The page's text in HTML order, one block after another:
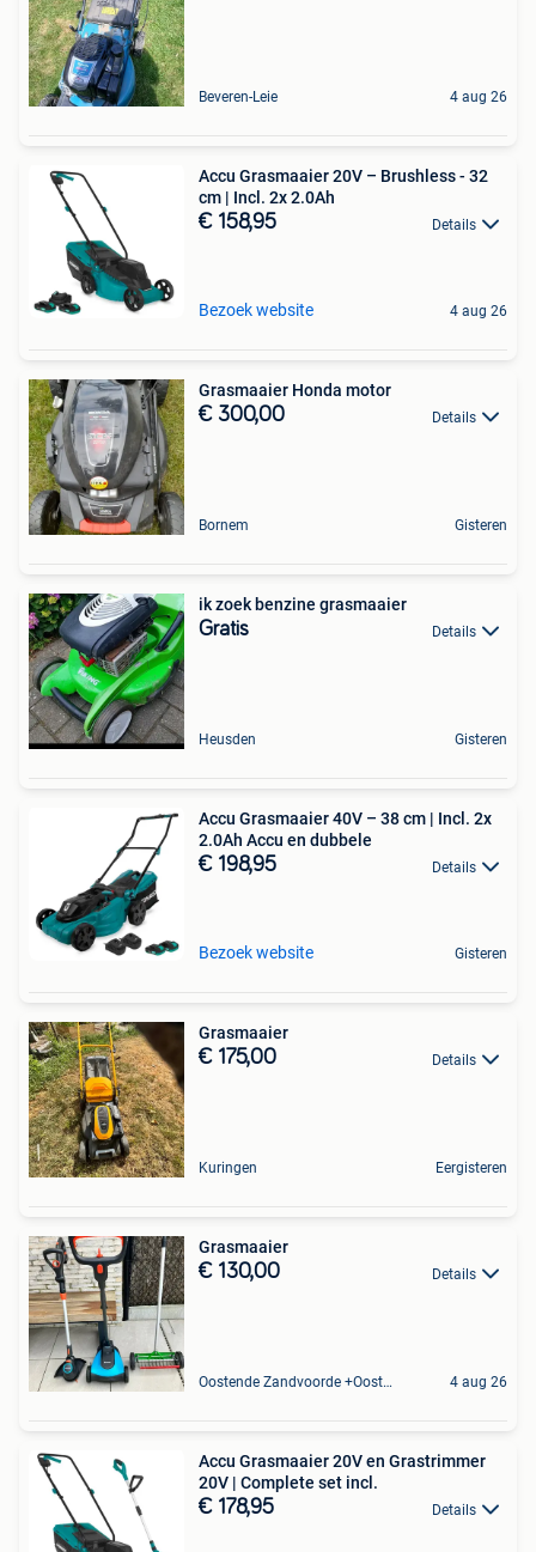
Beveren-Leie 4 aug 26
Accu Grasmaaier 20V – Brushless - 32
cm | Incl. 2x 2.0Ah
€ 158,95 Details
Bezoek website 4 aug 26
Grasmaaier Honda motor
€ 300,00 Details
Bornem Gisteren
ik zoek benzine grasmaaier
Gratis Details
Heusden Gisteren
Accu Grasmaaier 40V – 38 cm | Incl. 2x
2.0Ah Accu en dubbele
€ 198,95 Details
Bezoek website Gisteren
Grasmaaier
€ 175,00 Details
Kuringen Eergisteren
Grasmaaier
€ 130,00 Details
Oostende Zandvoorde +Oostende 4 aug 26
Accu Grasmaaier 20V en Grastrimmer
20V | Complete set incl.
€ 178,95 Details